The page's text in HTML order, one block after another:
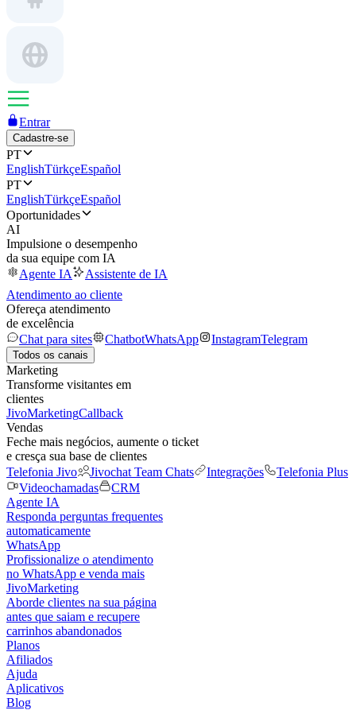
Entrar
Cadastre-se
PT
EnglishTürkçeEspañol
PT
EnglishTürkçeEspañol
Oportunidades
AI
Impulsione o desempenho
da sua equipe com IA
Agente IA
Assistente de IA
Atendimento ao cliente
Ofereça atendimento
de excelência
Chat para sites
ChatbotWhatsApp InstagramTelegram
Todos os canais
Marketing
Transforme visitantes em
clientes
JivoMarketingCallback
Vendas
Feche mais negócios, aumente o ticket
e cresça sua base de clientes
Telefonia Jivo
Jivochat Team Chats Integrações
Telefonia Plus
Videochamadas
CRM
Agente IA
Responda perguntas frequentes
automaticamente
WhatsApp
Profissionalize o atendimento
no WhatsApp e venda mais
JivoMarketing
Aborde clientes na sua página
antes que saiam e recupere
carrinhos abandonados
Planos
Afiliados
Ajuda
Aplicativos
Blog